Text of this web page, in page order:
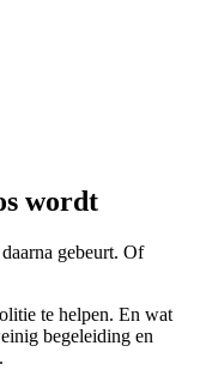
wordt
gebeurt. Of
te helpen. En wat
begeleiding en